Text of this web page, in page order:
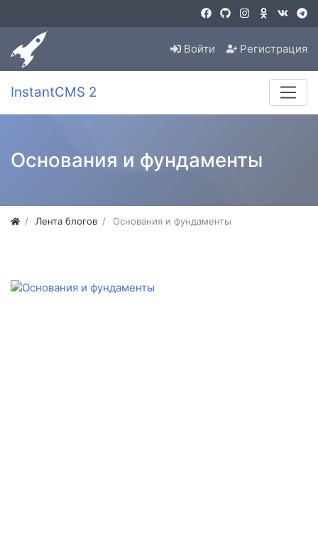
Войти Регистрация
InstantCMS 2
Основания и фундаменты
Лента блогов Основания и фундаменты